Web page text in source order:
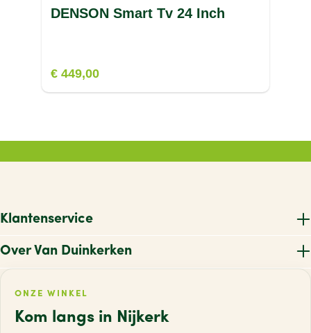
V
X
DENSON Smart Tv 24 Inch
€ 449,00
Klantenservice
Over Van Duinkerken
ONZE WINKEL
Kom langs in Nijkerk